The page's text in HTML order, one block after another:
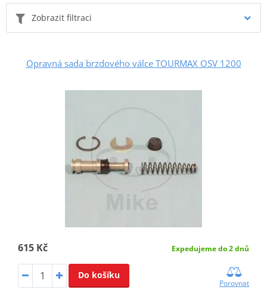
Zobrazit filtraci
Opravná sada brzdového válce TOURMAX OSV 1200
615 Kč Expedujeme do 2 dnů
Do košíku
Porovnat